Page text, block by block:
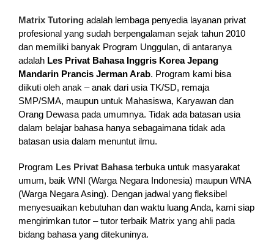
Matrix Tutoring adalah lembaga penyedia layanan privat
profesional yang sudah berpengalaman sejak tahun 2010
dan memiliki banyak Program Unggulan, di antaranya
adalah Les Privat Bahasa Inggris Korea Jepang
Mandarin Prancis Jerman Arab. Program kami bisa
diikuti oleh anak – anak dari usia TK/SD, remaja
SMP/SMA, maupun untuk Mahasiswa, Karyawan dan
Orang Dewasa pada umumnya. Tidak ada batasan usia
dalam belajar bahasa hanya sebagaimana tidak ada
batasan usia dalam menuntut ilmu.
Program Les Privat Bahasaterbuka untuk masyarakat
umum, baik WNI (Warga Negara Indonesia) maupun WNA
(Warga Negara Asing). Dengan jadwal yang fleksibel
menyesuaikan kebutuhan dan waktu luang Anda, kami siap
mengirimkan tutor – tutor terbaik Matrix yang ahli pada
bidang bahasa yang ditekuninya.